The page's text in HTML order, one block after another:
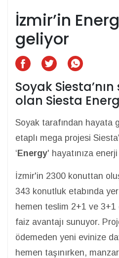
İzmir’in
geliyor
Soyak
olan Siesta
Soyak tarafından hayata
etaplı mega projesi
‘Energy' hayatınıza
İzmir'in 2300 konuttan
343 konutluk etabında yer
hemen teslim 2+1 ve
faiz avantajı sunuyor.
ödemeden yeni evinize
hemen taşınırken,